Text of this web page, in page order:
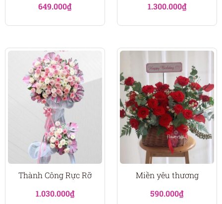
649.000₫
1.300.000₫
Thành Công Rực Rỡ
1.030.000₫
Miền yêu thương
590.000₫